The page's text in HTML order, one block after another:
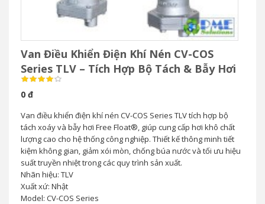
Van Điều Khiển Điện Khí Nén CV-COS
Series TLV – Tích Hợp Bộ Tách & Bẫy Hơi
0 đ
Van điều khiển điện khí nén CV-COS Series TLV tích hợp bộ
tách xoáy và bẫy hơi Free Float®, giúp cung cấp hơi khô chất
lượng cao cho hệ thống công nghiệp. Thiết kế thông minh tiết
kiệm không gian, giảm xói mòn, chống búa nước và tối ưu hiệu
suất truyền nhiệt trong các quy trình sản xuất.
Nhãn hiệu: TLV
Xuất xứ: Nhật
Model: CV-COS Series